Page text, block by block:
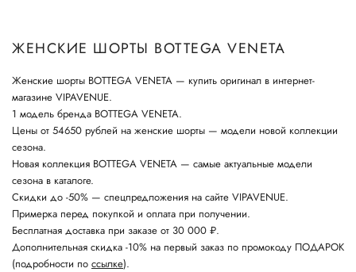
ЖЕНСКИЕ ШОРТЫ BOTTEGA VENETA
Женские шорты BOTTEGA VENETA — купить оригинал в интернет-
магазине VIPAVENUE.
1 модель бренда BOTTEGA VENETA.
Цены от 54650 рублей на женские шорты — модели новой коллекции
сезона.
Новая коллекция BOTTEGA VENETA — самые актуальные модели
сезона в каталоге.
Скидки до -50% — спецпредложения на сайте VIPAVENUE.
Примерка перед покупкой и оплата при получении.
Бесплатная доставка при заказе от 30 000 ₽.
Дополнительная скидка -10% на первый заказ по промокоду ПОДАРОК
(подробности по ссылке).